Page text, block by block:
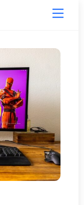
Menu